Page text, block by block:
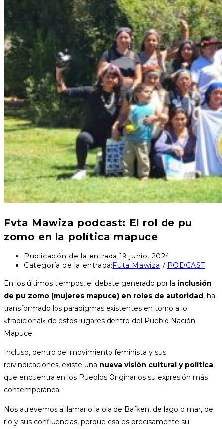
Fvta Mawiza podcast: El rol de pu
zomo en la política mapuce
Publicación de la entrada:19 junio, 2024
Categoría de la entrada: Futa Mawiza / PODCAST
En los últimos tiempos, el debate generado por la inclusión
de pu zomo (mujeres mapuce) en roles de autoridad , ha
transformado los paradigmas existentes en torno a lo
«tradicional» de estos lugares dentro del Pueblo Nación
Mapuce.
Incluso, dentro del movimiento feminista y sus
reivindicaciones, existe una nueva visión cultural y política,
que encuentra en los Pueblos Originarios su expresión más
contemporánea.
Nos atrevemos a llamarlo la ola de Bafken, de lago o mar, de
río y sus confluencias, porque esa es precisamente su